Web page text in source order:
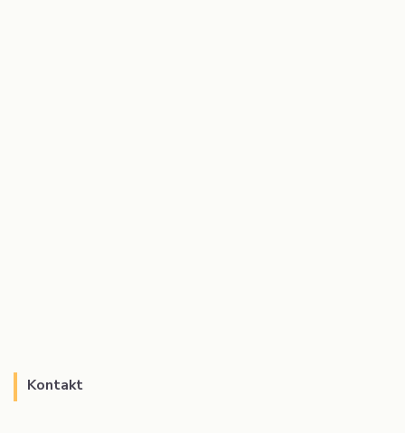
Kontakt